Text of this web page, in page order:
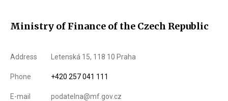
Ministry of Finance of the Czech Republic
Address Letenská 15, 118 10 Praha
Phone +420 257 041 111
E-mail podatelna@mf.gov.cz